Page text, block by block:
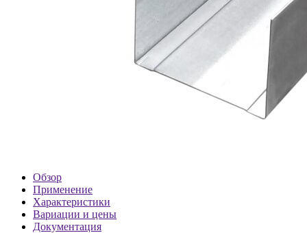
Обзор
Применение
Характеристики
Вариации и цены
Документация